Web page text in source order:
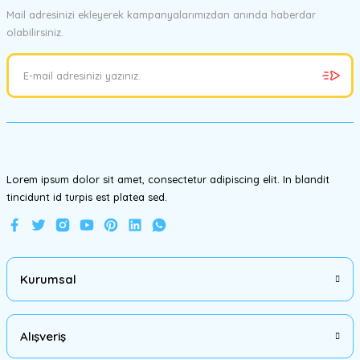
Ürün resmi kalitesiz, bozuk veya görüntülenemiyor.
Ürün bilgilerinde hatalar bulunuyor.
Mail adresinizi ekleyerek kampanyalarımızdan anında haberdar
olabilirsiniz.
Lorem ipsum dolor sit amet, consectetur adipiscing elit. In blandit
tincidunt id turpis est platea sed.
Kurumsal
Alışveriş